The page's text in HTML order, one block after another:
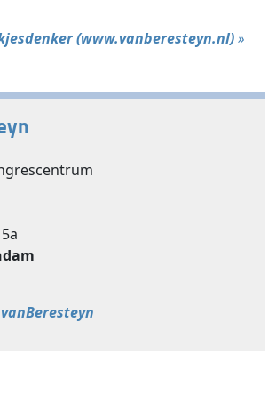
(www.vanberesteyn.nl)»
vanBeresteyn